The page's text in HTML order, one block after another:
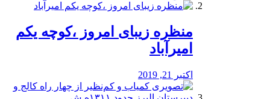
منظره‌‌ زیبای امروز ،کوچه یکم
امیرآباد
اکتبر 21, 2019